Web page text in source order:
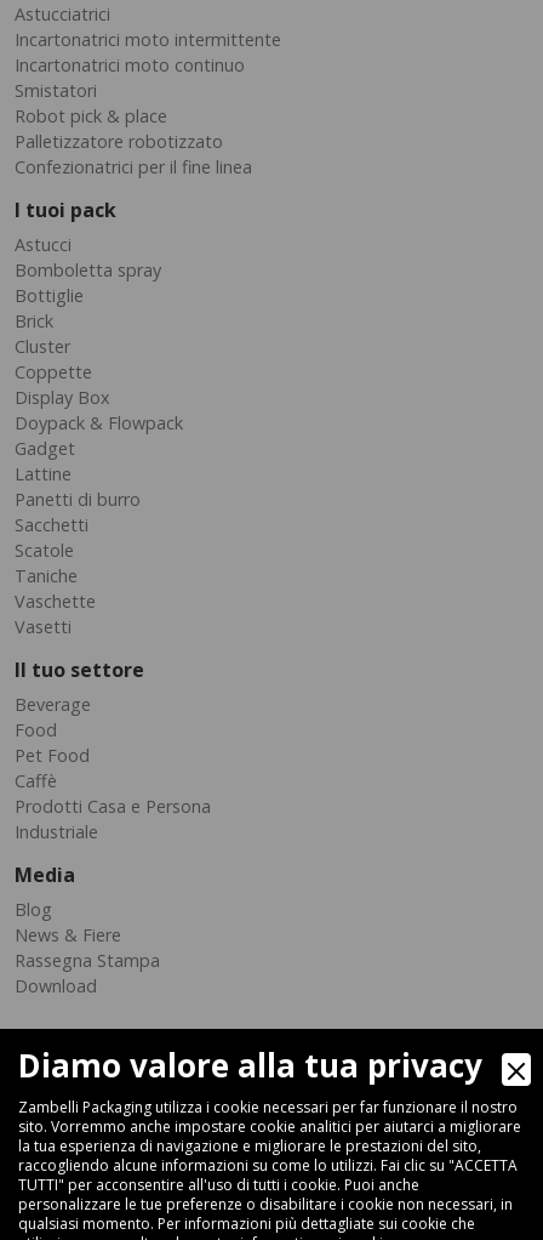
Astucciatrici
Incartonatrici moto intermittente
Incartonatrici moto continuo
Smistatori
Robot pick & place
Palletizzatore robotizzato
Confezionatrici per il fine linea
I tuoi pack
Astucci
Bomboletta spray
Bottiglie
Brick
Cluster
Coppette
Display Box
Doypack & Flowpack
Gadget
Lattine
Panetti di burro
Sacchetti
Scatole
Taniche
Vaschette
Vasetti
Il tuo settore
Beverage
Food
Pet Food
Caffè
Prodotti Casa e Persona
Industriale
Media
Blog
News & Fiere
Rassegna Stampa
Download
Via Ferrara 35-41, 40018 San Pietro In Casale (Bologna) - ITALIA
Fax +39 051 66 68 369
Diamo valore alla tua privacy
Zambelli Packaging utilizza i cookie necessari per far funzionare il nostro
sito. Vorremmo anche impostare cookie analitici per aiutarci a migliorare
la tua esperienza di navigazione e migliorare le prestazioni del sito,
raccogliendo alcune informazioni su come lo utilizzi. Fai clic su "ACCETTA
TUTTI" per acconsentire all'uso di tutti i cookie. Puoi anche
personalizzare le tue preferenze o disabilitare i cookie non necessari, in
qualsiasi momento. Per informazioni più dettagliate sui cookie che